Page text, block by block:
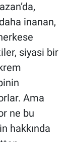
inanan,
siyasi bir
Ama
ne bu
hakkında